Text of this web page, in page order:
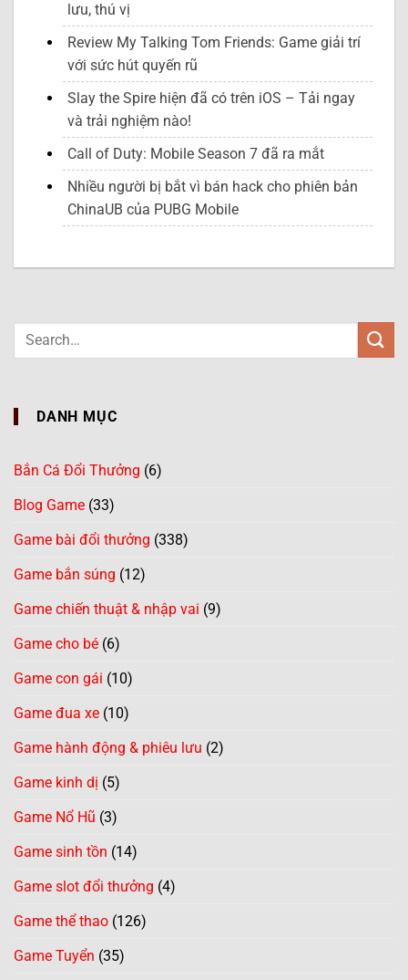
lưu, thú vị
Review My Talking Tom Friends: Game giải trí
với sức hút quyến rũ
Slay the Spire hiện đã có trên iOS – Tải ngay
và trải nghiệm nào!
Call of Duty: Mobile Season 7 đã ra mắt
Nhiều người bị bắt vì bán hack cho phiên bản
ChinaUB của PUBG Mobile
DANH MỤC
Bắn Cá Đổi Thưởng (6)
Blog Game (33)
Game bài đổi thưởng (338)
Game bắn súng (12)
Game chiến thuật & nhập vai (9)
Game cho bé (6)
Game con gái (10)
Game đua xe (10)
Game hành động & phiêu lưu (2)
Game kinh dị (5)
Game Nổ Hũ (3)
Game sinh tồn (14)
Game slot đổi thưởng (4)
Game thể thao (126)
Game Tuyển (35)